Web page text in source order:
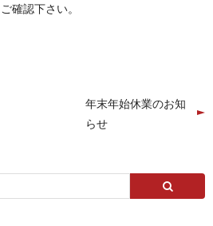
ご確認下さい。
年末年始休業のお知
らせ